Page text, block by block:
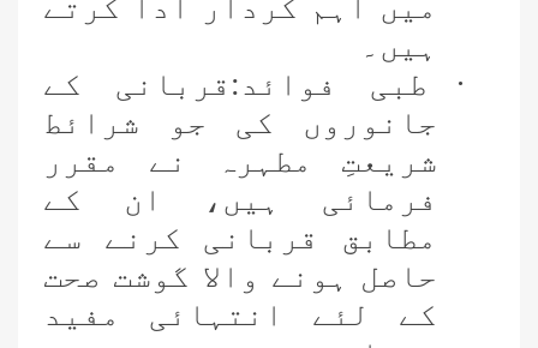
میں اہم کردار ادا کرتے
ہیں۔
·
طبی فوائد:قربانی کے
جانوروں کی جو شرائط
شریعتِ مطہرہ نے مقرر
فرمائی ہیں، ان کے
مطابق قربانی کرنے سے
حاصل ہونے والا گوشت صحت
کے لئے انتہائی مفید